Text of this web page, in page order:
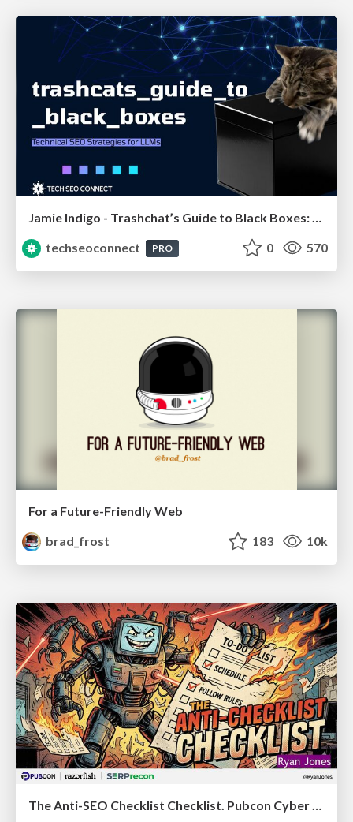
Jamie Indigo - Trashchat’s Guide to Black Boxes: Technical SEO Tactics for LLMs
techseoconnect
PRO 0 570
For a Future-Friendly Web
brad_frost
183 10k
The Anti-SEO Checklist Checklist. Pubcon Cyber Week